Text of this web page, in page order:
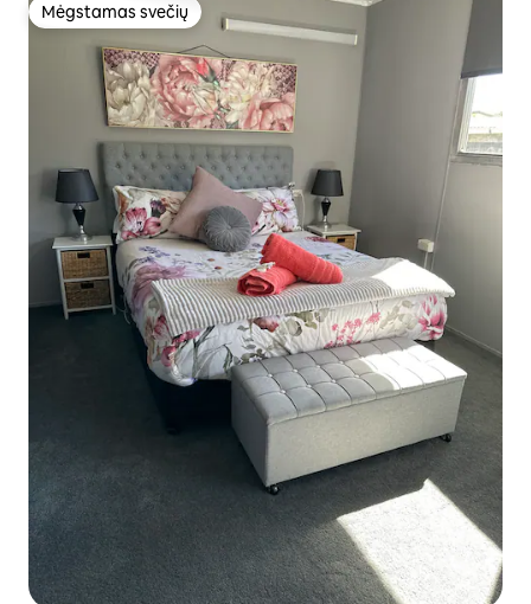
Mėgstamas svečių
Mėgstamas svečių